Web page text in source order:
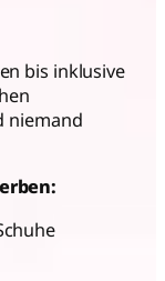
bis inklusive
niemand